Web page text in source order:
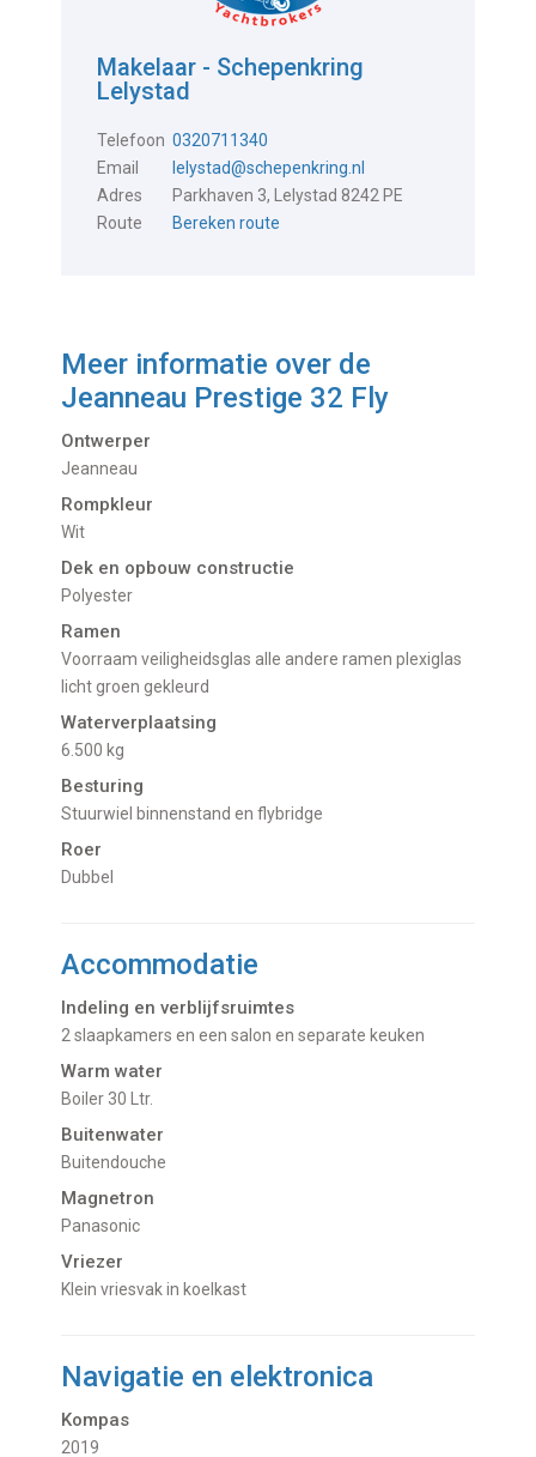
Makelaar - Schepenkring
Lelystad
Telefoon 0320711340
Email
lelystad@schepenkring.nl
Adres
Parkhaven 3, Lelystad 8242 PE
Route
Bereken route
Meer informatie over de
Jeanneau Prestige 32 Fly
Ontwerper
Jeanneau
Rompkleur
Wit
Dek en opbouw constructie
Polyester
Ramen
Voorraam veiligheidsglas alle andere ramen plexiglas
licht groen gekleurd
Waterverplaatsing
6.500 kg
Besturing
Stuurwiel binnenstand en flybridge
Roer
Dubbel
Accommodatie
Indeling en verblijfsruimtes
2 slaapkamers en een salon en separate keuken
Warm water
Boiler 30 Ltr.
Buitenwater
buitendouche
Magnetron
Panasonic
Vriezer
Klein vriesvak in koelkast
Navigatie en elektronica
Kompas
2019